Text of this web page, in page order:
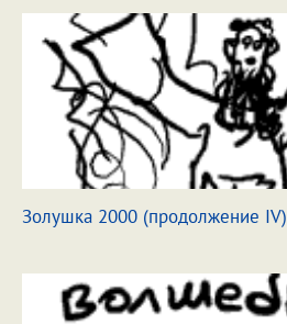
Золушка 2000 (продолжение IV)